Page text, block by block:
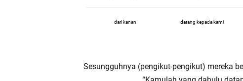
dari kanan datang kepada kami
Sesungguhnya (pengikut-pengikut) mereka